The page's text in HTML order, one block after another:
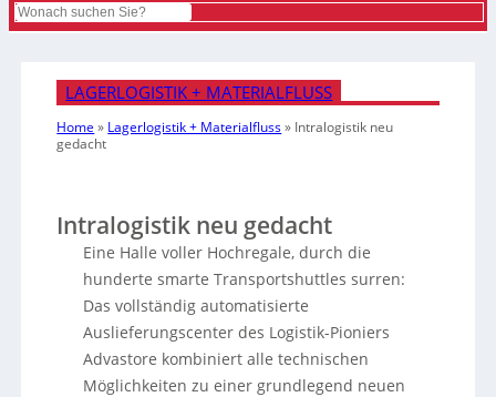
Search
LAGERLOGISTIK + MATERIALFLUSS
Home » Lagerlogistik + Materialfluss» Intralogistik neu
gedacht
Intralogistik neu gedacht
Eine Halle voller Hochregale, durch die
hunderte smarte Transportshuttles surren:
Das vollständig automatisierte
Auslieferungscenter des Logistik-Pioniers
Advastore kombiniert alle technischen
Möglichkeiten zu einer grundlegend neuen